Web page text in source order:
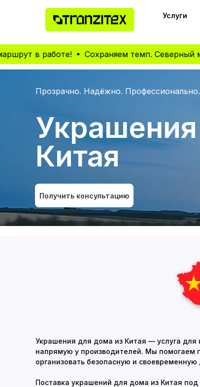
Услуги
в работе! Сохраняем темп. Северный
Получить консультацию
Прозрачно. Надёжно. Профессионально.
Китая
Украшения для дома из Китая — услуга для
напрямую у производителей. Мы помогаем
организовать безопасную и своевременную
Поставка украшений для дома из Китая